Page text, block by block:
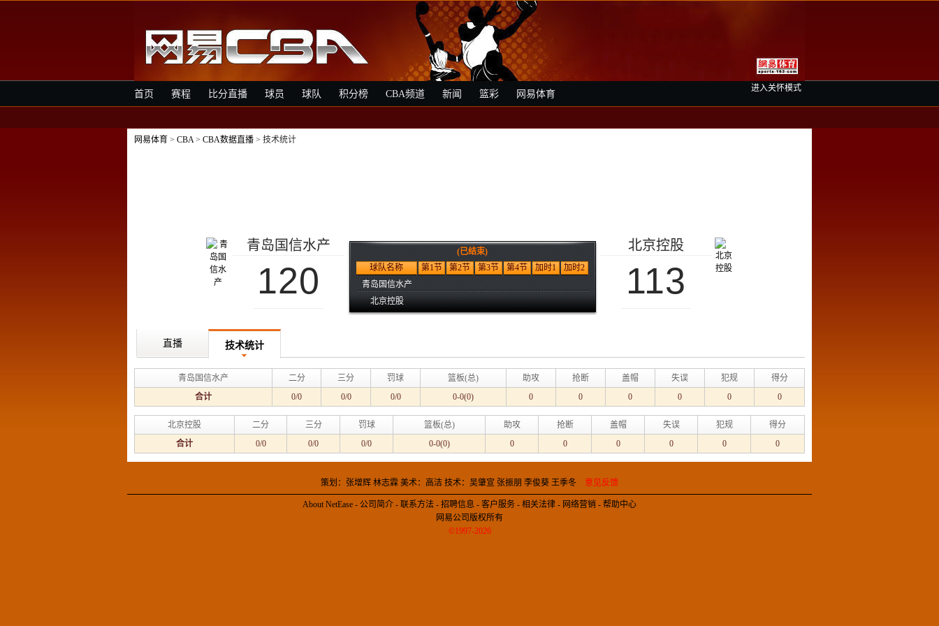
进入关怀模式
首页 赛程 比分直播 球员 球队 积分榜 CBA频道 新闻 篮彩 网易体育
网易体育 > CBA> CBA数据直播 > 技术统计
青岛国信水产
120
(已结束)
球队名称
第1节 第2节 第3节 第4节 加时1
加时2
青岛国信水产
北京控股
北京控股
113
直播 技术统计
青岛国信水产 二分 三分 罚球 篮板(总) 助攻 抢断 盖帽 失误 犯规
得分
合计
0/0 0/0 0/0 0-0(0) 0 0 0 0 0 0
北京控股 二分 三分 罚球 篮板(总) 助攻 抢断 盖帽 失误 犯规
得分
合计
0/0 0/0 0/0 0-0(0) 0 0 0 0 0 0
策划：张增辉 林志霖 美术：高洁 技术：吴肇宣 张振朋 李俊葵 王季冬 意见反馈
About NetEase - 公司简介 - 联系方法 - 招聘信息 - 客户服务 - 相关法律 - 网络营销 - 帮助中心
网易公司版权所有
©1997-2026